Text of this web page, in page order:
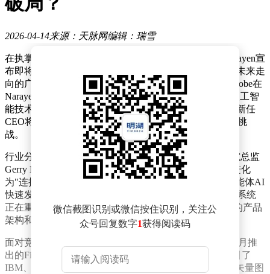
2026-04-14来源：天脉网编辑：瑞雪
在执掌Adobe长达18年后，现任首席执行官Shantanu Narayen宣
布即将卸任，这一消息引发了科技行业对这家软件巨头未来走
向的广泛关注。作为全球创意软件领域的领军企业，Adobe在
Narayen任期内经历了云计算转型、移动互联网普及和人工智
能技术萌芽等重大变革。随着领导层更迭进入倒计时，新任
CEO将面临如何带领公司应对生成式AI浪潮冲击的核心挑
战。
行业分析师指出，Adobe正站在关键转型节点。IDC研究总监
Gerry Murray认为，公司需要从单纯的创意工具提供商进化
为"连接内容、情境与商业的核心系统"。这种转变在智能体AI
快速发展的背景下尤为迫切——具备自主决策能力的AI系统
正在重塑内容创作与消费的底层逻辑，这对Adobe既有的产品
架构和商业模式构成直接挑战。
面对竞争格局的剧变，Adobe已展开积极布局。2023年3月推
出的Firefly生成式AI模型，通过强调"商业安全"特性吸引了
IBM、百事可乐等企业客户。该模型随后扩展至视频、矢量图
微信截图识别或微信按住识别，关注公
众号回复数字1获得阅读码